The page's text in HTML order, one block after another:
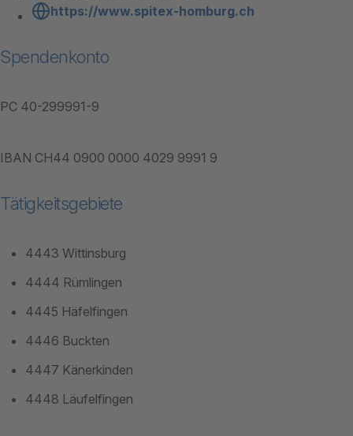
https://www.spitex-homburg.ch
Spendenkonto
PC 40-299991-9
IBAN CH44 0900 0000 4029 9991 9
Tätigkeitsgebiete
4443 Wittinsburg
4444 Rümlingen
4445 Häfelfingen
4446 Buckten
4447 Känerkinden
4448 Läufelfingen